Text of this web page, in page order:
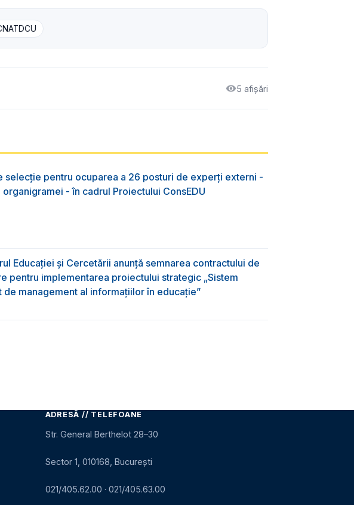
5 afișări
selecție pentru ocuparea a 26 posturi de experți externi -
organigramei - în cadrul Proiectului ConsEDU
Educației și Cercetării anunță semnarea contractului de
pentru implementarea proiectului strategic „Sistem
de management al informațiilor în educație”
ADRESĂ // TELEFOANE
Str. General Berthelot 28–30
Sector 1, 010168, București
021/405.62.00 · 021/405.63.00